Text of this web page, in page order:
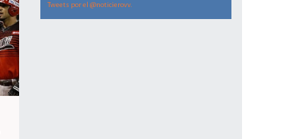
Tweets por el @noticierovv.